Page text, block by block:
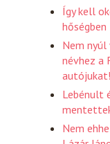
Így kell
hőségben
Nem nyúl
névhez a
autójukat!
Lebénult
Nem